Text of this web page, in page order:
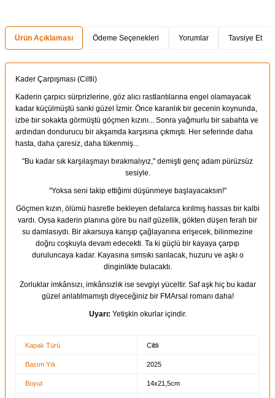
Ürün Açıklaması Ödeme Seçenekleri Yorumlar Tavsiye Et
Kader Çarpışması (Ciltli)
Kaderin çarpıcı sürprizlerine, göz alıcı rastlantılarına engel olamayacak
kadar küçülmüştü sanki güzel İzmir. Önce karanlık bir gecenin koynunda,
izbe bir sokakta görmüştü göçmen kızını... Sonra yağmurlu bir sabahta ve
ardından dondurucu bir akşamda karşısına çıkmıştı. Her seferinde daha
hasta, daha çaresiz, daha tükenmiş...
"Bu kadar sık karşılaşmayı bırakmalıyız," demişti genç adam pürüzsüz
sesiyle.
"Yoksa seni takip ettiğimi düşünmeye başlayacaksın!"
Göçmen kızın, ölümü hasretle bekleyen defalarca kırılmış hassas bir kalbi
vardı. Oysa kaderin planına göre bu naif güzellik, gökten düşen ferah bir
su damlasıydı. Bir akarsuya karışıp çağlayanına erişecek, bilinmezine
doğru coşkuyla devam edecekti. Ta ki güçlü bir kayaya çarpıp
duruluncaya kadar. Kayasına sımsıkı sarılacak, huzuru ve aşkı o
dinginlikte bulacaktı.
Zorluklar imkânsızı, imkânsızlık ise sevgiyi yüceltir. Saf aşk hiç bu kadar
güzel anlatılmamıştı diyeceğiniz bir FMArsal romanı daha!
Uyarı: Yetişkin okurlar içindir.
Kapak Türü Ciltli
Basım Yılı 2025
Boyut 14x21,5cm